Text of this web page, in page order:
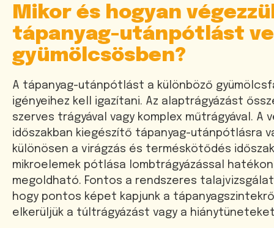
Mikor és hogyan
tápanyag-utánpótlást
gyümölcsösben?
A tápanyag-utánpótlást a különböző
igényeihez kell igazítani. Az alaptrágyázást
szerves trágyával vagy komplex műtrágyával. A
időszakban kiegészítő tápanyag-utánpótlásra
különösen a virágzás és terméskötődés
mikroelemek pótlása lombtrágyázással
megoldható. Fontos a rendszeres
hogy pontos képet kapjunk a
elkerüljük a túltrágyázást vagy a